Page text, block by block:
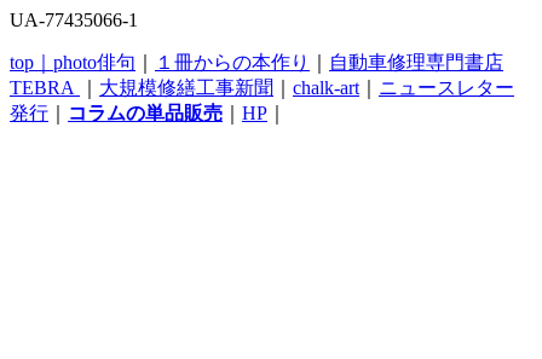
UA-77435066-1
top｜ photo俳句 １冊からの本作り
自動車修理専門書店
TEBRA
大規模修繕工事新聞 chalk-art
ニュースレター
発行
コラムの単品販売 HP